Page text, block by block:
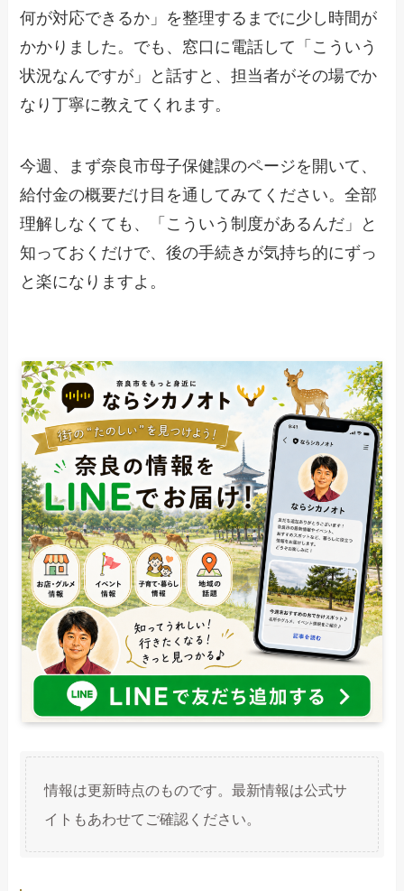
何が対応できるか」を整理するまでに少し時間が
かかりました。でも、窓口に電話して「こういう
状況なんですが」と話すと、担当者がその場でか
なり丁寧に教えてくれます。
今週、まず奈良市母子保健課のページを開いて、
給付金の概要だけ目を通してみてください。全部
理解しなくても、「こういう制度があるんだ」と
知っておくだけで、後の手続きが気持ち的にずっ
と楽になりますよ。
情報は更新時点のものです。最新情報は公式サ
イトもあわせてご確認ください。